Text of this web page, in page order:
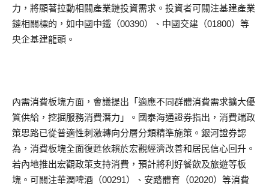
力，將顯著拉動相關產業鏈投資需求。投資者可關注基建產業
鏈相關標的，如中國中鐵（00390）、中國交建（01800）等
央企基建龍頭。
內需消費板塊方面，會議提出「適應不同群體消費需求擴大優
質供給，挖掘服務消費潛力」。國泰海通證券指出，消費端政
策思路已從普適性刺激轉向分層分類精準施策。銀河證券認
為，消費板塊全面復甦依賴於宏觀經濟改善和居民信心回升。
若內地推出宏觀政策支持消費，預計將利好餐飲及旅遊等板
塊。可關注華潤啤酒（00291）、安踏體育（02020）等消費